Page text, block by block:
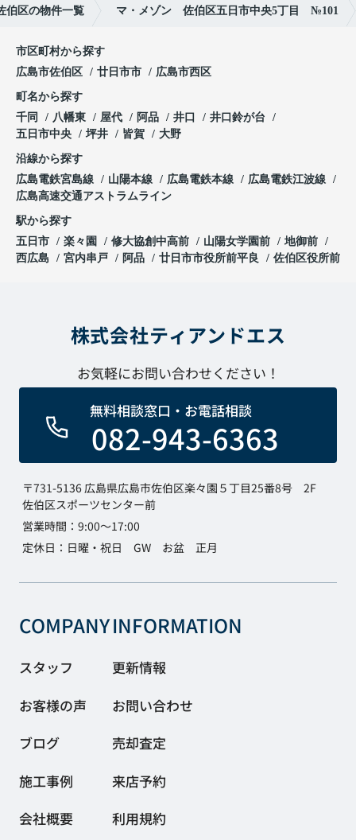
伯区の物件一覧 マ・メゾン 佐伯区五日市中央5丁目 №101
市区町村から探す
広島市佐伯区
廿日市市 広島市西区
町名から探す
千同
八幡東 屋代 阿品 井口
井口鈴が台
五日市中央
坪井 皆賀 大野
沿線から探す
広島電鉄宮島線
山陽本線 広島電鉄本線
広島電鉄江波線
広島高速交通アストラムライン
駅から探す
五日市
楽々園 修大協創中高前 山陽女学園前
地御前
西広島
宮内串戸 阿品 廿日市市役所前平良 佐伯区役所前
株式会社ティアンドエス
お気軽にお問い合わせください！
無料相談窓口・お電話相談
082-943-6363
〒731-5136 広島県広島市佐伯区楽々園５丁目25番8号 2F
佐伯区スポーツセンター前
営業時間：9:00～17:00
定休日：日曜・祝日 GW お盆 正月
COMPANY
スタッフ
お客様の声
ブログ
施工事例
会社概要
INFORMATION
更新情報
お問い合わせ
売却査定
来店予約
利用規約